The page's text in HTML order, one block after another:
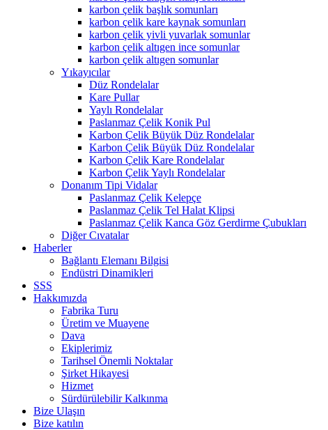
karbon çelik başlık somunları
karbon çelik kare kaynak somunları
karbon çelik yivli yuvarlak somunlar
karbon çelik altıgen ince somunlar
karbon çelik altıgen somunlar
Yıkayıcılar
Düz Rondelalar
Kare Pullar
Yaylı Rondelalar
Paslanmaz Çelik Konik Pul
Karbon Çelik Büyük Düz Rondelalar
Karbon Çelik Büyük Düz Rondelalar
Karbon Çelik Kare Rondelalar
Karbon Çelik Yaylı Rondelalar
Donanım Tipi Vidalar
Paslanmaz Çelik Kelepçe
Paslanmaz Çelik Tel Halat Klipsi
Paslanmaz Çelik Kanca Göz Gerdirme Çubukları
Diğer Cıvatalar
Haberler
Bağlantı Elemanı Bilgisi
Endüstri Dinamikleri
SSS
Hakkımızda
Fabrika Turu
Üretim ve Muayene
Dava
Ekiplerimiz
Tarihsel Önemli Noktalar
Şirket Hikayesi
Hizmet
Sürdürülebilir Kalkınma
Bize Ulaşın
Bize katılın